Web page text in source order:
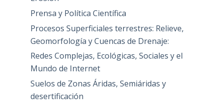
Prensa y Política Científica
Procesos Superficiales terrestres: Relieve,
Geomorfología y Cuencas de Drenaje:
Redes Complejas, Ecológicas, Sociales y el
Mundo de Internet
Suelos de Zonas Áridas, Semiáridas y
desertificación